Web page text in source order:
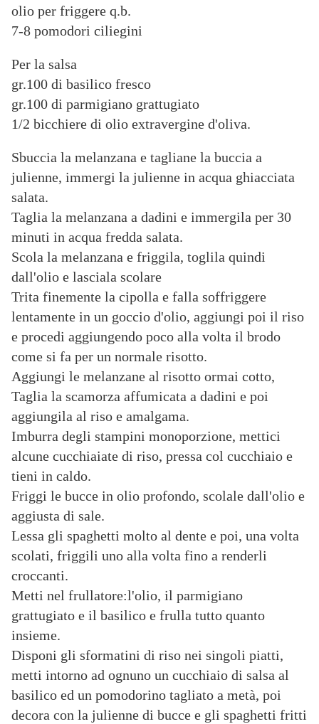
olio per friggere q.b.
7-8 pomodori ciliegini
Per la salsa
gr.100 di basilico fresco
gr.100 di parmigiano grattugiato
1/2 bicchiere di olio extravergine d'oliva.
Sbuccia la melanzana e tagliane la buccia a
julienne, immergi la julienne in acqua ghiacciata
salata.
Taglia la melanzana a dadini e immergila per 30
minuti in acqua fredda salata.
Scola la melanzana e friggila, toglila quindi
dall'olio e lasciala scolare
Trita finemente la cipolla e falla soffriggere
lentamente in un goccio d'olio, aggiungi poi il riso
e procedi aggiungendo poco alla volta il brodo
come si fa per un normale risotto.
Aggiungi le melanzane al risotto ormai cotto,
Taglia la scamorza affumicata a dadini e poi
aggiungila al riso e amalgama.
Imburra degli stampini monoporzione, mettici
alcune cucchiaiate di riso, pressa col cucchiaio e
tieni in caldo.
Friggi le bucce in olio profondo, scolale dall'olio e
aggiusta di sale.
Lessa gli spaghetti molto al dente e poi, una volta
scolati, friggili uno alla volta fino a renderli
croccanti.
Metti nel frullatore:l'olio, il parmigiano
grattugiato e il basilico e frulla tutto quanto
insieme.
Disponi gli sformatini di riso nei singoli piatti,
metti intorno ad ognuno un cucchiaio di salsa al
basilico ed un pomodorino tagliato a metà, poi
decora con la julienne di bucce e gli spaghetti fritti